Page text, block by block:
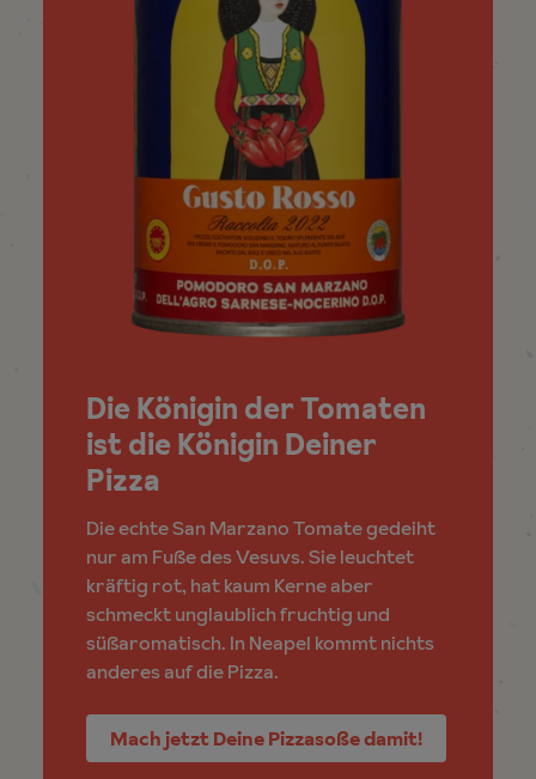
Die Königin der Tomaten
ist die Königin Deiner
Pizza
Die echte San Marzano Tomate gedeiht
nur am Fuße des Vesuvs. Sie leuchtet
kräftig rot, hat kaum Kerne aber
schmeckt unglaublich fruchtig und
süßaromatisch. In Neapel kommt nichts
anderes auf die Pizza.
Mach jetzt Deine Pizzasoße damit!